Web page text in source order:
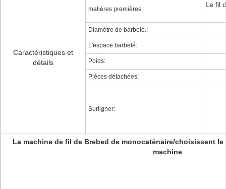
Caractéristiques et
détails
matières premières:
Le fil
Diamètre de barbelé.:
L'espace barbelé:
Poids:
Pièces détachées:
Surligner:
La machine de fil de Brebed de monocaténaire/choisissent
machine